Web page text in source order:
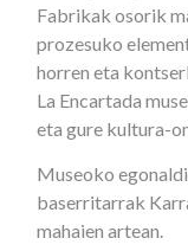
Fabrikak osorik
prozesuko
horren eta
La Encartada
eta gure kultura-
Museoko
baserritarrak
mahaien artean.